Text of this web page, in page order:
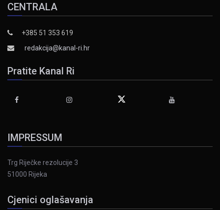
CENTRALA
+385 51 353 619
redakcija@kanal-ri.hr
Pratite Kanal Ri
IMPRESSUM
Trg Riječke rezolucije 3
51000 Rijeka
Cjenici oglašavanja